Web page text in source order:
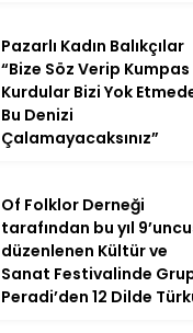
Pazarlı Kadın Balıkçılar
“Bize Söz Verip Kumpas
Kurdular Bizi Yok
Bu Denizi
Çalamayacaksınız”
Of Folklor Derneği
tarafından bu yıl
düzenlenen Kültür ve
Sanat Festivalinde
Peradi’den 12 Dilde